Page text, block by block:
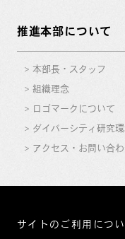
推進本部について
本部長・スタッフ
組織理念
ロゴマークについて
ダイバーシティ研究
アクセス・お問い合
サイトのご利用につ